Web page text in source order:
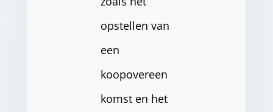
opstellen van
een
koopovereen
komst en het